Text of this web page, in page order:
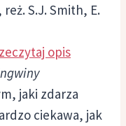
reż. S.J. Smith, E.
opis
jaki zdarza
ciekawa, jak